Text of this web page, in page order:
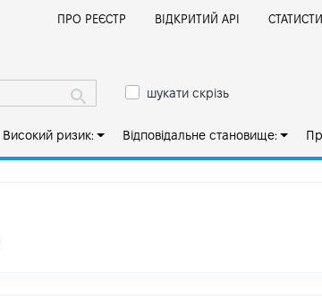
ПРО РЕЄСТР ВІДКРИТИЙ АРІ
шукати скрізь
Високий ризик: Відповідальне становище: